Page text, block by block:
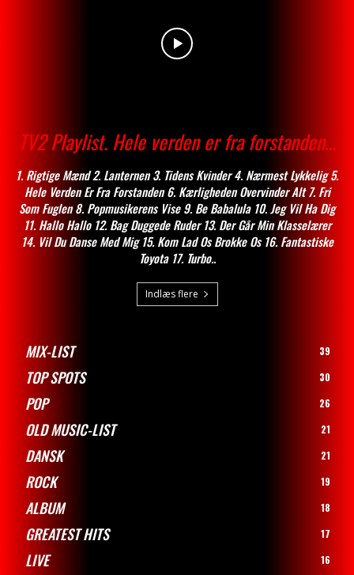
TV2 Playlist. Hele verden er fra forstanden…
1. Rigtige Mænd 2. Lanternen 3. Tidens Kvinder 4. Nærmest Lykkelig 5.
Hele Verden Er Fra Forstanden 6. Kærligheden Overvinder Alt 7. Fri
Som Fuglen 8. Popmusikerens Vise 9. Be Babalula 10. Jeg Vil Ha Dig
11. Hallo Hallo 12. Bag Duggede Ruder 13. Der Går Min Klasselærer
14. Vil Du Danse Med Mig 15. Kom Lad Os Brokke Os 16. Fantastiske
Toyota 17. Turbo..
Indlæs flere
MIX-LIST 39
TOP SPOTS 30
POP 26
OLD MUSIC-LIST 21
DANSK 21
ROCK 19
ALBUM 18
GREATEST HITS 17
LIVE 16